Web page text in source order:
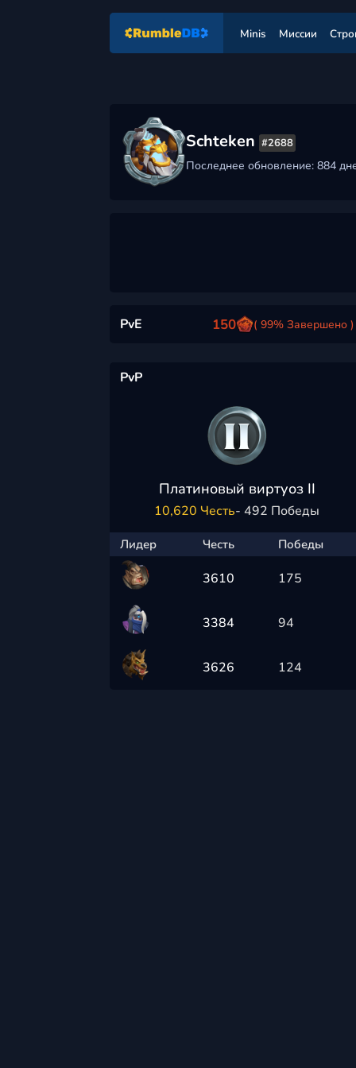
Minis Миссии
Schteken #2688
Последнее обновление: 884
PvE 150 ( 99% Завершено )
PvP
Платиновый виртуоз II
10,620 Честь- 492 Победы
Лидер Честь Победы
3610 175
3384 94
3626 124